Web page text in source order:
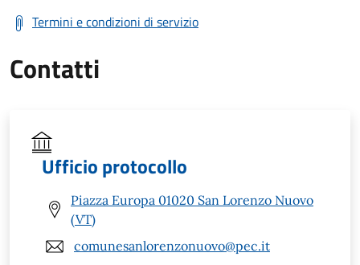
Termini e condizioni di servizio
Contatti
Ufficio protocollo
Piazza Europa 01020 San Lorenzo Nuovo
(VT)
comunesanlorenzonuovo@pec.it